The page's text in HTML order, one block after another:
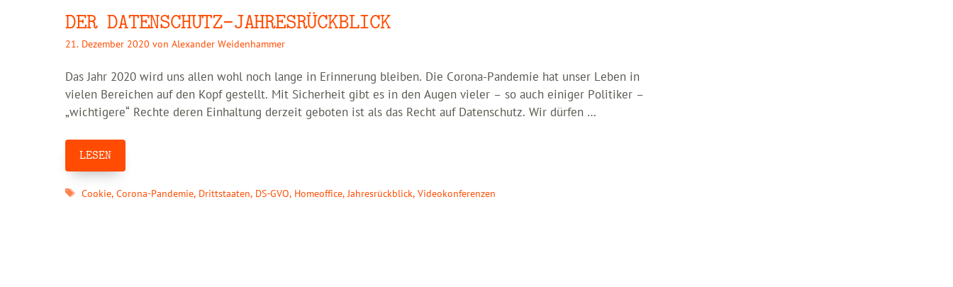
DER DATENSCHUTZ-JAHRESRÜCKBLICK
21. Dezember 2020 von Alexander Weidenhammer
Das Jahr 2020 wird uns allen wohl noch lange in Erinnerung bleiben. Die Corona-Pandemie hat unser Leben in
vielen Bereichen auf den Kopf gestellt. Mit Sicherheit gibt es in den Augen vieler – so auch einiger Politiker –
„wichtigere“ Rechte deren Einhaltung derzeit geboten ist als das Recht auf Datenschutz. Wir dürfen …
LESEN
Schlagwörter
Cookie,Corona-Pandemie, Drittstaaten, DS-GVO, Homeoffice,Jahresrückblick,Videokonferenzen